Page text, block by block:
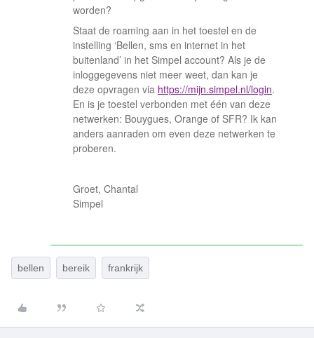
worden?
Staat de roaming aan in het toestel en de
instelling ‘Bellen, sms en internet in het
buitenland’ in het Simpel account? Als je de
inloggegevens niet meer weet, dan kan je
deze opvragen via https://mijn.simpel.nl/login.
En is je toestel verbonden met één van deze
netwerken: Bouygues, Orange of SFR? Ik kan
anders aanraden om even deze netwerken te
proberen.
Groet, Chantal
Simpel
bellen bereik frankrijk